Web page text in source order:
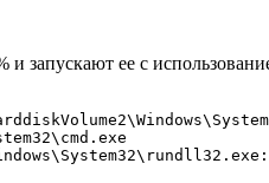
запускают ее с